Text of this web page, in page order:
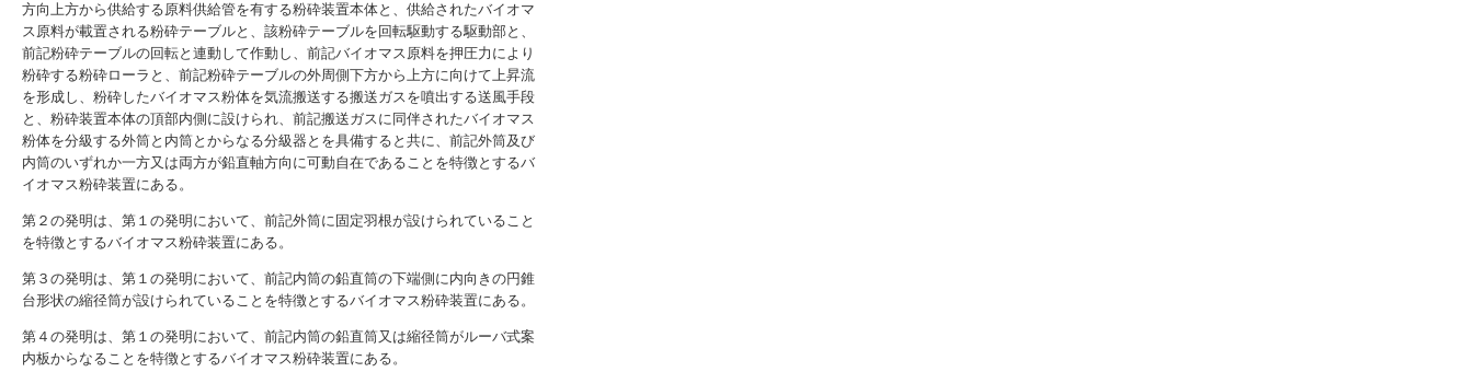
方向上方から供給する原料供給管を有する粉砕装置本体と、供給されたバイオマ
ス原料が載置される粉砕テーブルと、該粉砕テーブルを回転駆動する駆動部と、
前記粉砕テーブルの回転と連動して作動し、前記バイオマス原料を押圧力により
粉砕する粉砕ローラと、前記粉砕テーブルの外周側下方から上方に向けて上昇流
を形成し、粉砕したバイオマス粉体を気流搬送する搬送ガスを噴出する送風手段
と、粉砕装置本体の頂部内側に設けられ、前記搬送ガスに同伴されたバイオマス
粉体を分級する外筒と内筒とからなる分級器とを具備すると共に、前記外筒及び
内筒のいずれか一方又は両方が鉛直軸方向に可動自在であることを特徴とするバ
イオマス粉砕装置にある。
第２の発明は、第１の発明において、前記外筒に固定羽根が設けられていること
を特徴とするバイオマス粉砕装置にある。
第３の発明は、第１の発明において、前記内筒の鉛直筒の下端側に内向きの円錐
台形状の縮径筒が設けられていることを特徴とするバイオマス粉砕装置にある。
第４の発明は、第１の発明において、前記内筒の鉛直筒又は縮径筒がルーバ式案
内板からなることを特徴とするバイオマス粉砕装置にある。